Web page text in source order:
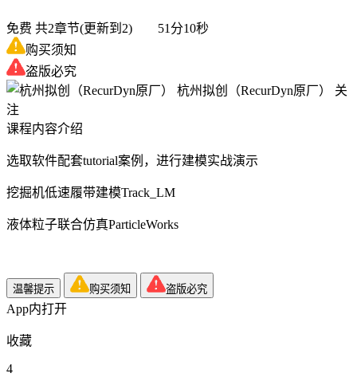
免费 共2章节(更新到2) 51分10秒
购买须知
盗版必究
杭州拟创（RecurDyn原厂）
关
注
课程内容介绍
选取软件配套tutorial案例，进行建模实战演示
挖掘机低速履带建模Track_LM
液体粒子联合仿真ParticleWorks
温馨提示 购买须知 盗版必究
App内打开
收藏
4